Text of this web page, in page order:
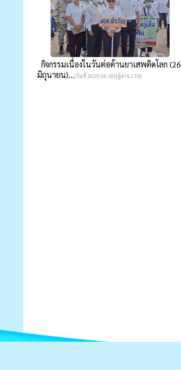
กิจกรรมเนื่องในวันต่อต้านยาเสพติดโลก (26
มิถุนายน)...[วันที่ 2025-06-26][ผู้อ่าน 133]